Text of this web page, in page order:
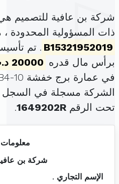
شركة بن عافية للتصميم
ذات المسؤولية المحدودة
B15321952019
برأس مال قدره 20000 د.ت
في عمارة برج خفشة B4-10 المنستير (
الشركة مسجلة في
تحت الرقم 1649202R
.
شركة بن
الإسم التجاري .